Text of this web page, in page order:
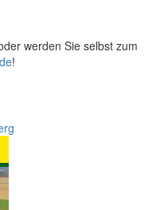
werden Sie selbst zum
!